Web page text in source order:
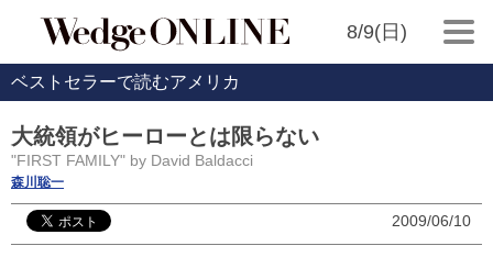
8/9(日)
ベストセラーで読むアメリカ
大統領がヒーローとは限らない
"FIRST FAMILY" by David Baldacci
森川聡一
2009/06/10